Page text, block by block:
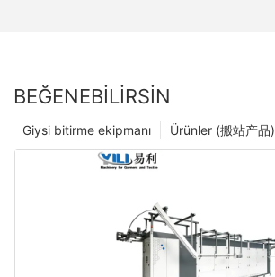
BEĞENEBILIRSIN
Ürünler (搬站产品)
Giysi bitirme ekipmanı